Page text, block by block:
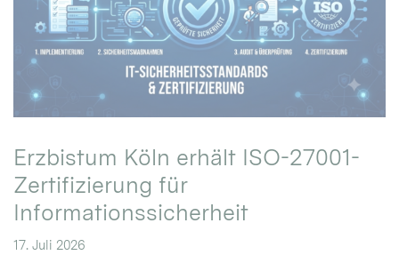
Erzbistum Köln erhält ISO-27001-
Zertifizierung für
Informationssicherheit
17. Juli 2026